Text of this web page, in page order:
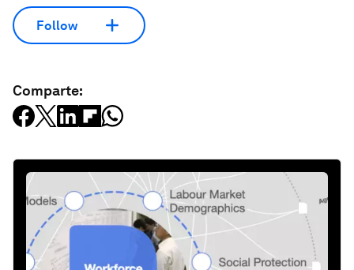
Follow
Comparte: